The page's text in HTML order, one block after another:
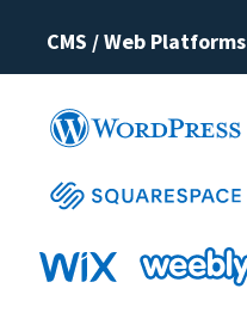
CMS / Web Platforms